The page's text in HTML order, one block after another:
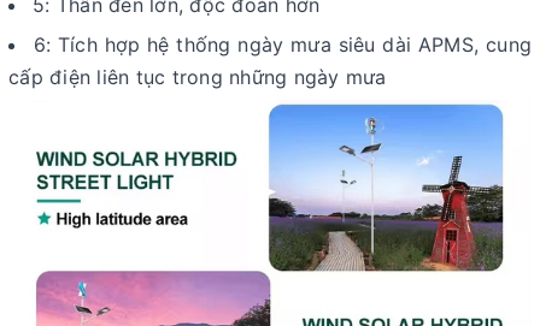
5: Thân đèn lớn, độc đoán hơn
6: Tích hợp hệ thống ngày mưa siêu dài APMS, cung
cấp điện liên tục trong những ngày mưa